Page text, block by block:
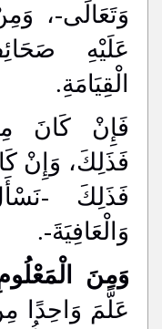
وَتَعَالَى-،
عَلَيْهِ
الْقِيَامَةِ.
فَإِنْ كَانَ
فَذَلِكَ، وَإِنْ
فَذَلِكَ -
وَالْعَافِيَةَ-.
وَمِنَ
عَلَّمَ وَاحِدًا